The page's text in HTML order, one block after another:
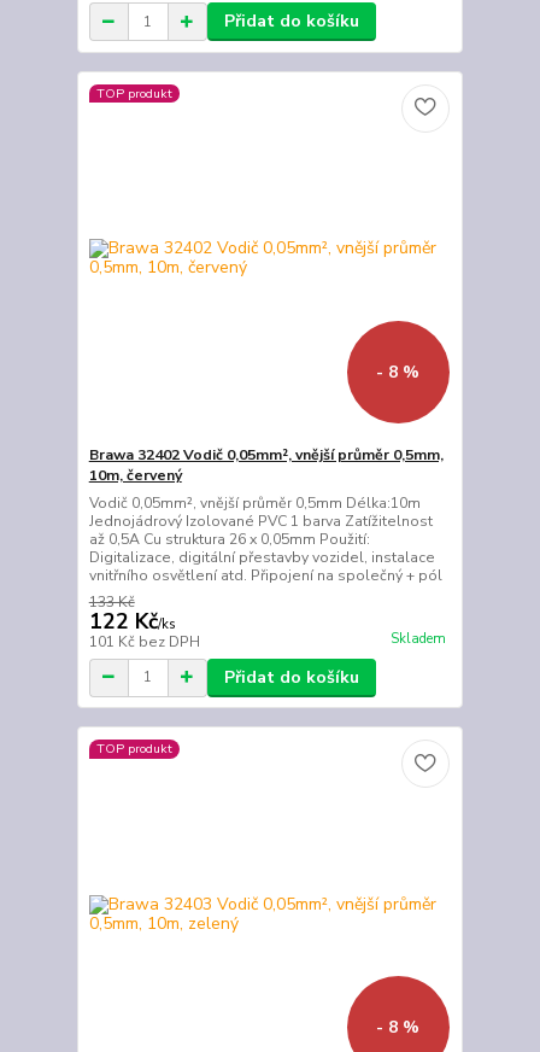
Přidat do košíku
TOP produkt
- 8 %
Brawa 32402 Vodič 0,05mm², vnější průměr 0,5mm,
10m, červený
Vodič 0,05mm², vnější průměr 0,5mm Délka:10m
Jednojádrový Izolované PVC 1 barva Zatížitelnost
až 0,5A Cu struktura 26 x 0,05mm Použití:
Digitalizace, digitální přestavby vozidel, instalace
vnitřního osvětlení atd. Připojení na společný + pól
133 Kč
122 Kč/ks
101 Kč bez DPH Skladem
Přidat do košíku
TOP produkt
- 8 %